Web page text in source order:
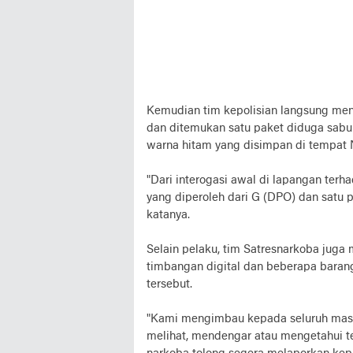
Kemudian tim kepolisian langsung
dan ditemukan satu paket diduga
warna hitam yang disimpan di tempat
"Dari interogasi awal di lapangan
yang diperoleh dari G (DPO) dan satu
katanya.
Selain pelaku, tim Satresnarkoba
timbangan digital dan beberapa
tersebut.
"Kami mengimbau kepada seluruh
melihat, mendengar atau mengetahui